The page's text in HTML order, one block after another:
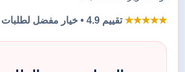
★★★★★تقييم 4.9 • خيار مفضل لطلبات الزي بالجملة